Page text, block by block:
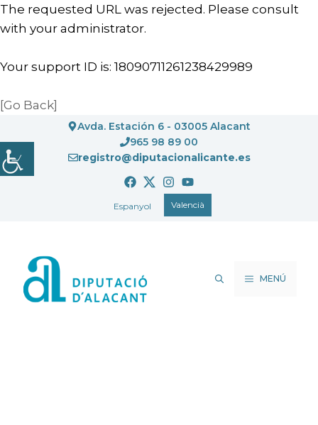
The requested URL was rejected. Please consult
with your administrator.
Your support ID is: 18090711261238429989
[Go Back]
al
contingut
Avda. Estación 6 - 03005 Alacant
965 98 89 00
registro@diputacionalicante.es
Espanyol Valencià
MENÚ